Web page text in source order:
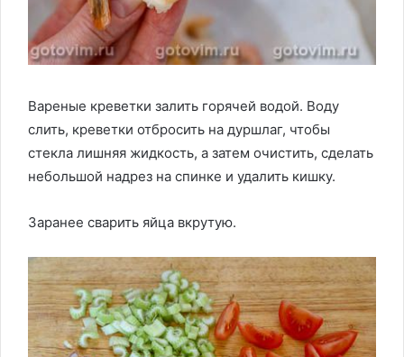
Вареные креветки залить горячей водой. Воду
слить, креветки отбросить на дуршлаг, чтобы
стекла лишняя жидкость, а затем очистить, сделать
небольшой надрез на спинке и удалить кишку.
Заранее сварить яйца вкрутую.